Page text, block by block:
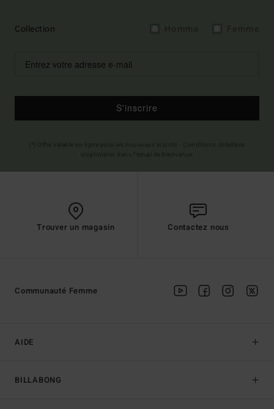
Collection
S'inscrire
Trouver un magasin Contactez nous
AIDE
BILLABONG
Communauté Femme